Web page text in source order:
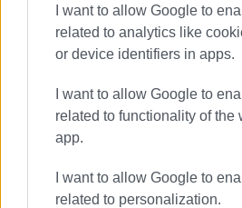
I want to allow Google to
related to analytics like
or device identifiers in apps.
I want to allow Google to
related to functionality of the
app.
I want to allow Google to
related to personalization.